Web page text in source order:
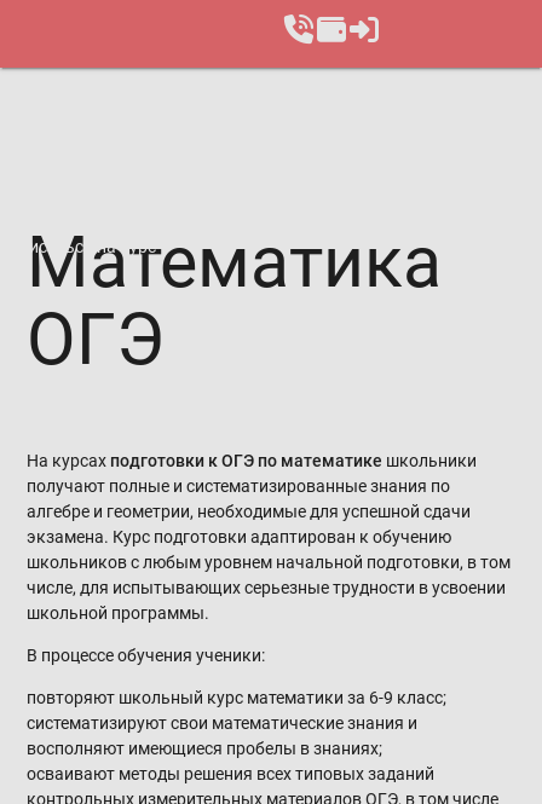
Записаться на курс
Ма­те­ма­ти­ка
О­ГЭ
На курсах подготовки к ОГЭ по математике школьники
получают полные и систематизированные знания по
алгебре и геометрии, необходимые для успешной сдачи
экзамена. Курс подготовки адаптирован к обучению
школьников с любым уровнем начальной подготовки, в том
числе, для испытывающих серьезные трудности в усвоении
школьной программы.
В процессе обучения ученики:
повторяют школьный курс математики за 6-9 класс;
систематизируют свои математические знания и
восполняют имеющиеся пробелы в знаниях;
осваивают методы решения всех типовых заданий
контрольных измерительных материалов ОГЭ, в том числе